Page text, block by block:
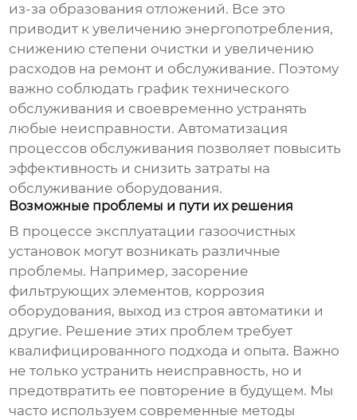
из-за образования отложений. Все это
приводит к увеличению энергопотребления,
снижению степени очистки и увеличению
расходов на ремонт и обслуживание. Поэтому
важно соблюдать график технического
обслуживания и своевременно устранять
любые неисправности. Автоматизация
процессов обслуживания позволяет повысить
эффективность и снизить затраты на
обслуживание оборудования.
Возможные проблемы и пути их решения
В процессе эксплуатации газоочистных
установок могут возникать различные
проблемы. Например, засорение
фильтрующих элементов, коррозия
оборудования, выход из строя автоматики и
другие. Решение этих проблем требует
квалифицированного подхода и опыта. Важно
не только устранить неисправность, но и
предотвратить ее повторение в будущем. Мы
часто используем современные методы